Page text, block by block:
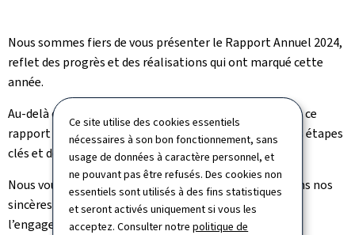
Ce site utilise des cookies essentiels
nécessaires à son bon fonctionnement, sans
usage de données à caractère personnel, et
ne pouvant pas être refusés. Des cookies non
essentiels sont utilisés à des fins statistiques
et seront activés uniquement si vous les
acceptez. Consulter notrepolitique de
Nous sommes fiers de vous présenter le Rapport Annuel 2024,
reflet des progrès et des réalisations qui ont marqué cette
année.
Au-delà des chiffres et des indicateurs de performance, ce
rapport raconte l’histoire de nos efforts collectifs, des étapes
clés et des initiatives qui ont eu un impact significatif.
Nous vous invitons à en parcourir les pages et adressons nos
sincères remerciements à toutes celles et ceux dont
l’engagement a rendu ces succès possibles.